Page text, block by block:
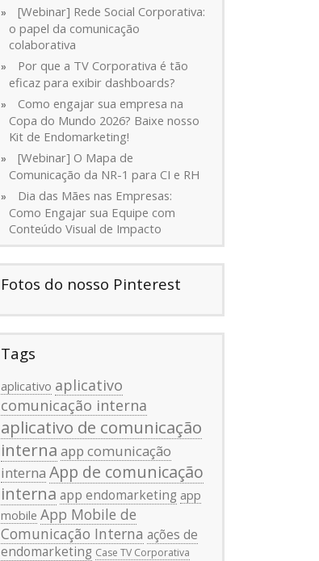
[Webinar] Rede Social Corporativa:
o papel da comunicação
colaborativa
Por que a TV Corporativa é tão
eficaz para exibir dashboards?
Como engajar sua empresa na
Copa do Mundo 2026? Baixe nosso
Kit de Endomarketing!
[Webinar] O Mapa de
Comunicação da NR-1 para CI e RH
Dia das Mães nas Empresas:
Como Engajar sua Equipe com
Conteúdo Visual de Impacto
Fotos do nosso Pinterest
Tags
aplicativo aplicativo
comunicação interna
aplicativo de comunicação
interna app comunicação
interna App de comunicação
interna app endomarketing app
mobile App Mobile de
Comunicação Interna ações de
endomarketing Case TV Corporativa